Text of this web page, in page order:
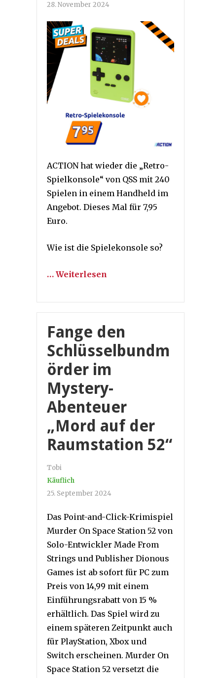
28. November 2024
ACTION hat wieder die „Retro-
Spielkonsole“ von QSS mit 240
Spielen in einem Handheld im
Angebot. Dieses Mal für 7,95
Euro.
Wie ist die Spielekonsole so?
… Weiterlesen
Fange den
Schlüsselbundm
örder im
Mystery-
Abenteuer
„Mord auf der
Raumstation 52“
Tobi
Käuflich
25. September 2024
Das Point-and-Click-Krimispiel
Murder On Space Station 52 von
Solo-Entwickler Made From
Strings und Publisher Dionous
Games ist ab sofort für PC zum
Preis von 14,99 mit einem
Einführungsrabatt von 15 %
erhältlich. Das Spiel wird zu
einem späteren Zeitpunkt auch
für PlayStation, Xbox und
Switch erscheinen. Murder On
Space Station 52 versetzt die